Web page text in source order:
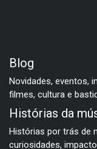
Blog
Novidades, eventos,
filmes, cultura e
Histórias da
Histórias por trás de
curiosidades,